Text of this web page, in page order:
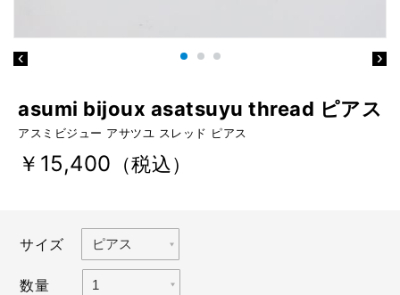
asumi bijoux asatsuyu thread ピアス
アスミビジュー アサツユ スレッド ピアス
￥15,400 （税込）
サイズ
数量